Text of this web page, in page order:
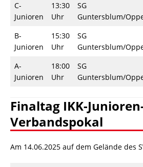
C-
Junioren
13:30
Uhr
SG
Guntersblum/
B-
Junioren
15:30
Uhr
SG
Guntersblum/
A-
Junioren
18:00
Uhr
SG
Guntersblum/
Finaltag IKK-
Verbandspokal
Am 14.06.2025 auf dem Gelände des